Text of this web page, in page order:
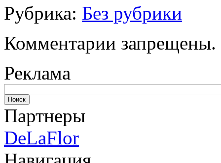
Рубрика: Без рубрики
Комментарии запрещены.
Реклама
Партнеры
DeLaFlor